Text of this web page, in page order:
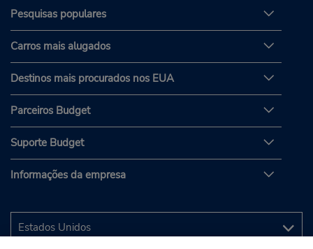
Pesquisas populares
Carros mais alugados
Destinos mais procurados nos EUA
Parceiros Budget
Suporte Budget
Informações da empresa